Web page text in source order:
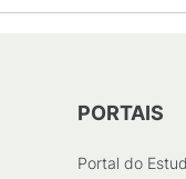
PORTAIS
Portal do